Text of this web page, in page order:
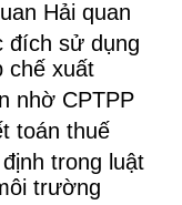
Hải quan
đích sử dụng
chế xuất
nhờ CPTPP
toán thuế
trong luật
trường